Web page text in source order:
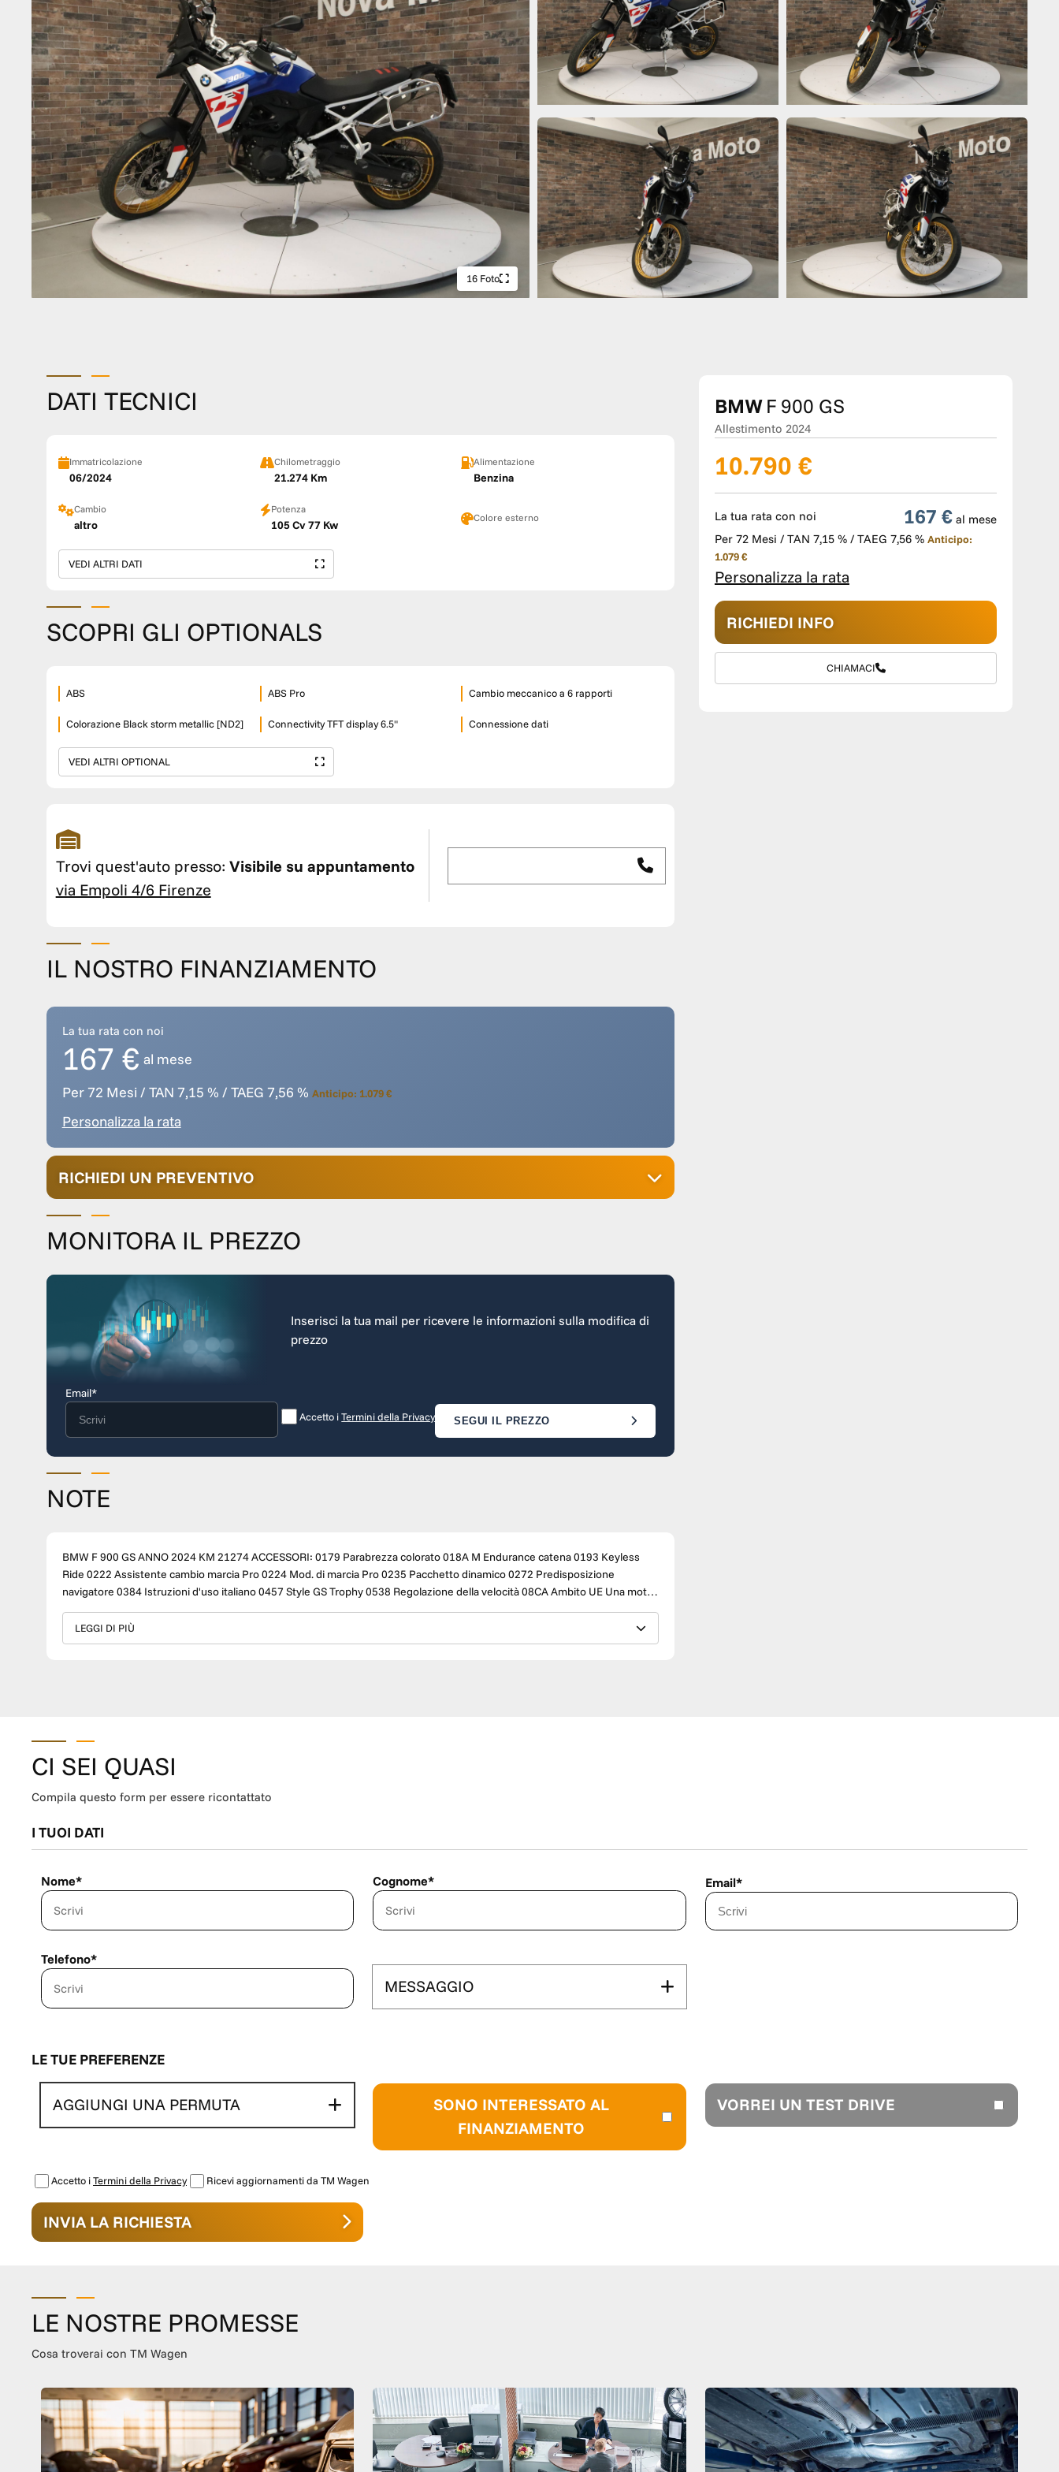
16 Foto
DATI TECNICI
Immatricolazione
06/2024
Chilometraggio
21.274 Km
Alimentazione
Benzina
Cambio
altro
Potenza
105 Cv 77 Kw
Colore esterno
VEDI ALTRI DATI
SCOPRI GLI OPTIONALS
ABS ABS Pro Cambio meccanico a 6 rapporti
Colorazione Black storm metallic [ND2] Connectivity TFT display 6.5" Connessione dati
VEDI ALTRI OPTIONAL
Trovi quest'auto presso: Visibile su appuntamento
via Empoli 4/6 Firenze
IL NOSTRO FINANZIAMENTO
La tua rata con noi
167 € al mese
Per 72 Mesi / TAN 7,15 % / TAEG 7,56 % Anticipo: 1.079 €
Personalizza la rata
RICHIEDI UN PREVENTIVO
MONITORA IL PREZZO
Inserisci la tua mail per ricevere le informazioni sulla modifica di
prezzo
Email*
Accetto iTermini della Privacy SEGUI IL PREZZO
NOTE
BMW F 900 GS ANNO 2024 KM 21274 ACCESSORI: 0179 Parabrezza colorato 018A M Endurance catena 0193 Keyless
Ride 0222 Assistente cambio marcia Pro 0224 Mod. di marcia Pro 0235 Pacchetto dinamico 0272 Predisposizione
navigatore 0384 Istruzioni d'uso italiano 0457 Style GS Trophy 0538 Regolazione della velocità 08CA Ambito UE Una moto
disponibile presso Nova Moto, concessionaria ufficiale BMW Motorrad dal 1988 per Firenze e provincia. Un punto di
riferimento per gli appassionati delle due ruote, con un servizio professionale e specializzato, garantito da oltre 35 anni di
esperienza nel mondo BMW MOTORRAD. Sede operativa: Via Pratese, 169 - 50127 - Firenze (FI) CONTATTI: Responsabile /
LEGGI DI PIÙ
BMWF 900 GS
Allestimento 2024
10.790 €
La tua rata con noi 167 € al mese
Per 72 Mesi / TAN 7,15 % / TAEG 7,56 % Anticipo:
1.079 €
Personalizza la rata
RICHIEDI INFO
CHIAMACI
CI SEI QUASI
Compila questo form per essere ricontattato
I TUOI DATI
Nome* Cognome* Email*
Telefono*
MESSAGGIO
LE TUE PREFERENZE
AGGIUNGI UNA PERMUTA
SONO INTERESSATO AL
FINANZIAMENTO
VORREI UN TEST DRIVE
Accetto iTermini della Privacy Ricevi aggiornamenti da TM Wagen
INVIA LA RICHIESTA
LE NOSTRE PROMESSE
Cosa troverai con TM Wagen